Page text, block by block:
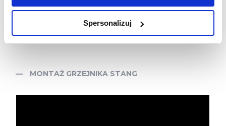
na sposób dostarczania treści niedostosowanych do potrzeb
informacji na temat plików cookie i tego, dlaczego ich przepisy,
Spersonalizuj
MONTAŻ GRZEJNIKA STANG